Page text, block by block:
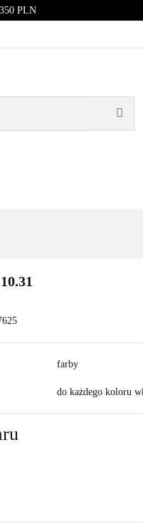
PLN
farby
do każdego koloru